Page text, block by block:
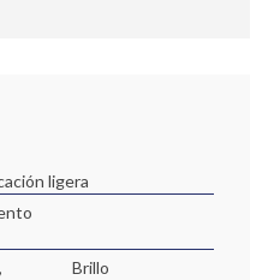
ligera
Brillo